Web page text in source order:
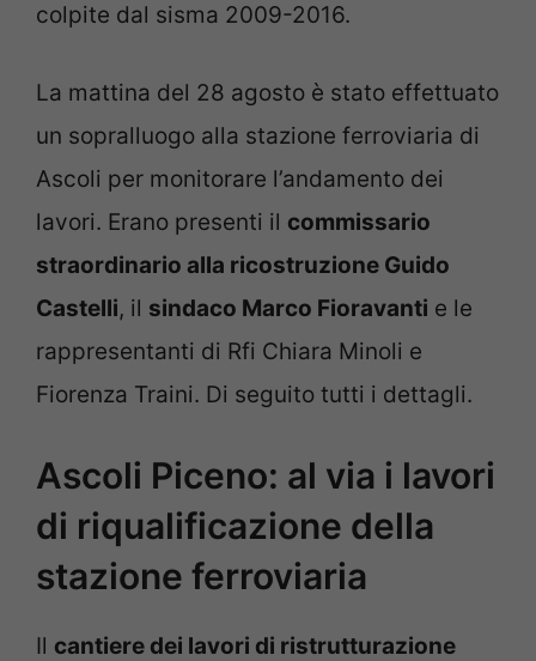
colpite dal sisma 2009-2016.
La mattina del 28 agosto è stato effettuato
un sopralluogo alla stazione ferroviaria di
Ascoli per monitorare l’andamento dei
lavori. Erano presenti il commissario
straordinario alla ricostruzione Guido
Castelli, il sindaco Marco Fioravanti e le
rappresentanti di Rfi Chiara Minoli e
Fiorenza Traini. Di seguito tutti i dettagli.
Ascoli Piceno: al via i lavori
di riqualificazione della
stazione ferroviaria
Il cantiere dei lavori di ristrutturazione